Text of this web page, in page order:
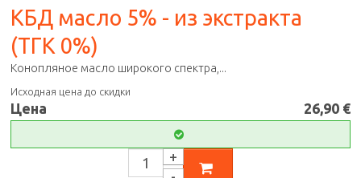
КБД масло 5% - из экстракта
(ТГК 0%)
Конопляное масло широкого спектра,...
Исходная цена до скидки
Цена 26,90 €